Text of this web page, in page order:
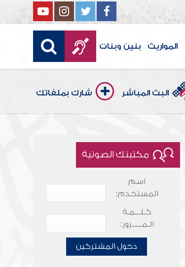
المواريث بنين وبنات
البث المباشر شارك بملفاتك
مكتبتك الصوتية
اسم
المستخدم:
كـلـــمـة
الـمـــــرور:
دخول المشتركين